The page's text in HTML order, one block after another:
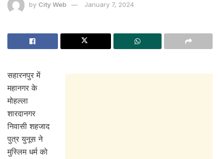
by City Web January 7, 2024
सहारनपुर में
महानगर के
मोहल्ला
शारदानगर
निवासी शहजाद
पुत्र युनूस ने
मुस्लिम धर्म को